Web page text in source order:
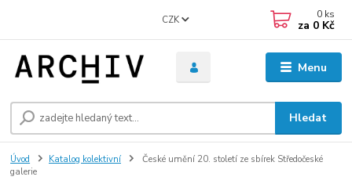
Menu
CZK
Hledat
0 ks
za 0 Kč
Úvod Katalog kolektivní
České umění 20. století ze sbírek Středočeské
galerie